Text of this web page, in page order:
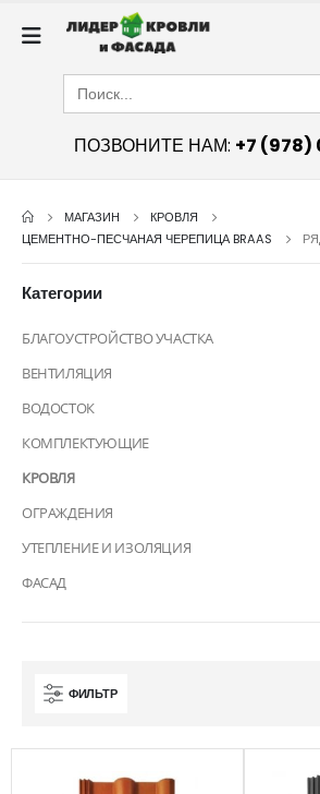
Search
for:
ПОЗВОНИТЕ НАМ: +7
МАГАЗИН
КРОВЛЯ
ЦЕМЕНТНО-ПЕСЧАНАЯ ЧЕРЕПИЦА BRAAS
ФИЛЬТР
Категории
БЛАГОУСТРОЙСТВО УЧАСТКА
ВЕНТИЛЯЦИЯ
ВОДОСТОК
КОМПЛЕКТУЮЩИЕ
КРОВЛЯ
ОГРАЖДЕНИЯ
УТЕПЛЕНИЕ И ИЗОЛЯЦИЯ
ФАСАД